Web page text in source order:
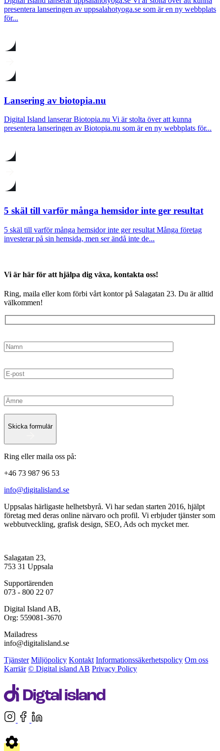
presentera lanseringen av uppsalahotyoga.se som är en ny webbplats
för...
Lansering av biotopia.nu
Digital Island lanserar Biotopia.nu Vi är stolta över att kunna
presentera lanseringen av Biotopia.nu som är en ny webbplats för...
5 skäl till varför många hemsidor inte ger resultat
5 skäl till varför många hemsidor inte ger resultat Många företag
investerar på sin hemsida, men ser ändå inte de...
Vi är här för att hjälpa dig växa, kontakta oss!
Ring, maila eller kom förbi vårt kontor på Salagatan 23. Du är alltid
välkommen!
Skicka formulär
Ring eller maila oss på:
+46 73 987 96 53
info@digitalisland.se
Uppsalas härligaste helhetsbyrå. Vi har sedan starten 2016, hjälpt
företag med deras online närvaro och profil. Vi erbjuder tjänster som
webbutveckling, grafisk design, SEO, Ads och mycket mer.
Salagatan 23,
753 31 Uppsala
Supportärenden
073 - 800 22 07
Digital Island AB,
Org: 559081-3670
Mailadress
info@digitalisland.se
Tjänster Miljöpolicy Kontakt Informationssäkerhetspolicy Om oss
Karriär © Digital island AB Privacy Policy